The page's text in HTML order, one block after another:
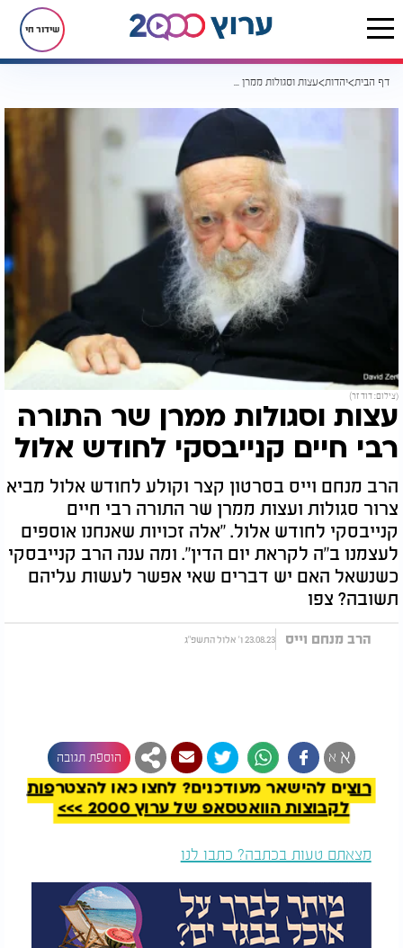
שידור חי
דף הבית יהדות עצות וסגולות ממרן שר התורה רבי חיים קנייבסקי לחודש אלול
(צילום: דוד זר)
עצות וסגולות ממרן שר התורה
רבי חיים קנייבסקי לחודש אלול
הרב מנחם וייס בסרטון קצר וקולע לחודש אלול מביא
צרור סגולות ועצות ממרן שר התורה רבי חיים
קנייבסקי לחודש אלול. "אלה זכויות שאנחנו אוספים
לעצמנו ב"ה לקראת יום הדין". ומה ענה הרב קנייבסקי
כשנשאל האם יש דברים שאי אפשר לעשות עליהם
תשובה? צפו
הרב מנחם וייס 23.08.23 ו' אלול התשפ"ג
א א הוספת תגובה
רוצים להישאר מעודכנים? לחצו כאן להצטרפות
לקבוצות הוואטסאפ של ערוץ 2000 >>>
מצאתם טעות בכתבה? כתבו לנו